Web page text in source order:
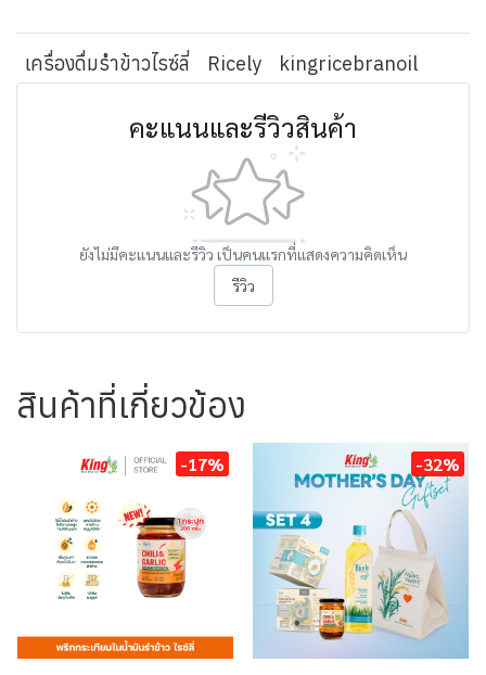
เครื่องดื่มรำข้าวไรซ์ลี่ Ricely kingricebranoil
คะแนนและรีวิวสินค้า
ยังไม่มีคะแนนและรีวิว เป็นคนแรกที่แสดงความคิดเห็น
รีวิว
สินค้าที่เกี่ยวข้อง
-17% -32%